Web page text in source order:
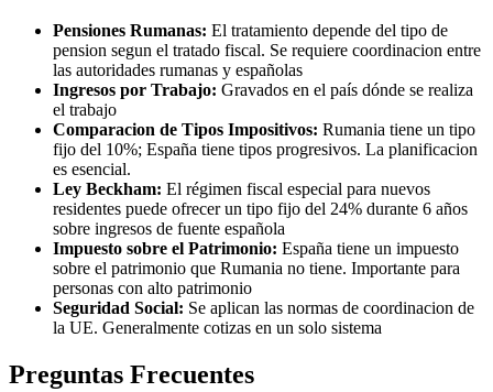
Pensiones Rumanas: El tratamiento depende del tipo de
pension segun el tratado fiscal. Se requiere coordinacion entre
las autoridades rumanas y españolas
Ingresos por Trabajo: Gravados en el país dónde se realiza
el trabajo
Comparacion de Tipos Impositivos: Rumania tiene un tipo
fijo del 10%; España tiene tipos progresivos. La planificacion
es esencial.
Ley Beckham: El régimen fiscal especial para nuevos
residentes puede ofrecer un tipo fijo del 24% durante 6 años
sobre ingresos de fuente española
Impuesto sobre el Patrimonio: España tiene un impuesto
sobre el patrimonio que Rumania no tiene. Importante para
personas con alto patrimonio
Seguridad Social: Se aplican las normas de coordinacion de
la UE. Generalmente cotizas en un solo sistema
Preguntas Frecuentes